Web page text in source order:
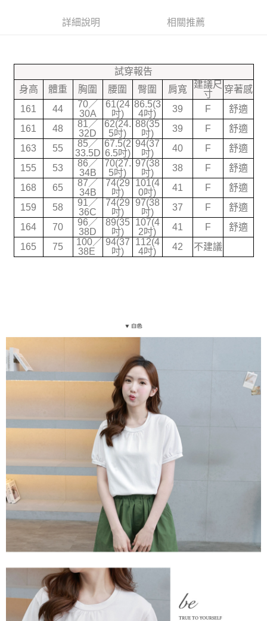
玉山商業銀行
星展（台灣）商業銀行
【大哥付你分期使用說明】
成交易。
3.實際核准額度、可分期數及費用金額請依後續交易確認頁面所載為準。
4.訂單成立30分鐘內，如未前往確認交易或遇審核未通過，訂單將自動取
消。如遇「轉專審核」未通過狀況，表示未達大哥付你分期系統評分，恕無
法說明評估內容。
1.分期款項不併入電信帳單，「大哥付你分期」於每月結算日後寄送繳費提
醒簡訊。
2.透過簡訊連結打開帳單後，可選擇「超商條碼／台灣大直營門市／銀行轉
帳／街口支付／iPASS MONEY」等通路繳費。
【注意事項】
1.本服務係由「台灣大哥大股份有限公司」（以下簡稱本公司）所提供，讓
用戶於交易時，得透過本服務購買商品或服務，並由商店將買賣／分期付款
買賣價金債權讓與本公司後，依約使用本公司帳單繳交帳款。
2.基於同意付款使用「大哥付你分期」之契約關係目的，商店將以您的個人
資料（包含姓名、電話或地址）提供予台灣大哥大進項蒐集、處理及利用，
由本公司與您本人進行分期帳單所需資料之確認、核對及更正。
3.完整用戶服務條款，請詳閱以下連結：https://oppay.tw/userRule
每筆NT$70，滿NT$599(含以上)免運費
7-11付款取貨
每筆NT$70，滿NT$899(含以上)免運費
宅配
每筆NT$70，滿NT$699(含以上)免運費
詳細說明 相關推薦
試穿報告
身高
體重 胸圍 腰圍 臀圍 肩寬
建議尺
寸
穿著感
161
44
70／
30A
61(24
吋)
86.5(3
4吋)
39 F
舒適
161
48
81／
32D
62(24.
5吋)
88(35
吋)
39 F
舒適
163
55
85／
33.5D
67.5(2
6.5吋)
94(37
吋)
40 F
舒適
155
53
86／
34B
70(27.
5吋)
97(38
吋)
38 F
舒適
168
65
87／
34B
74(29
吋)
101(4
0吋)
41 F
舒適
159
58
91／
36C
74(29
吋)
97(38
吋)
37 F
舒適
164
70
96／
38D
89(35
吋)
107(4
2吋)
41 F
舒適
165
75
100／
38E
94(37
吋)
112(4
4吋)
42 不建議